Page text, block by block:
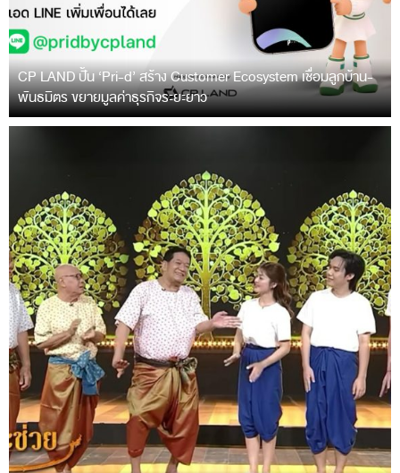
CP LAND ปั้น ‘Pri-d’ สร้าง Customer Ecosystem เชื่อมลูกบ้าน-
พันธมิตร ขยายมูลค่าธุรกิจระยะยาว